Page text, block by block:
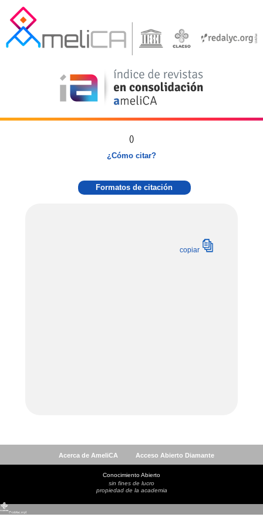
Acerca de AmeliCA Acceso Abierto Diamante
Conocimiento Abierto
sin fines de lucro
propiedad de la academia